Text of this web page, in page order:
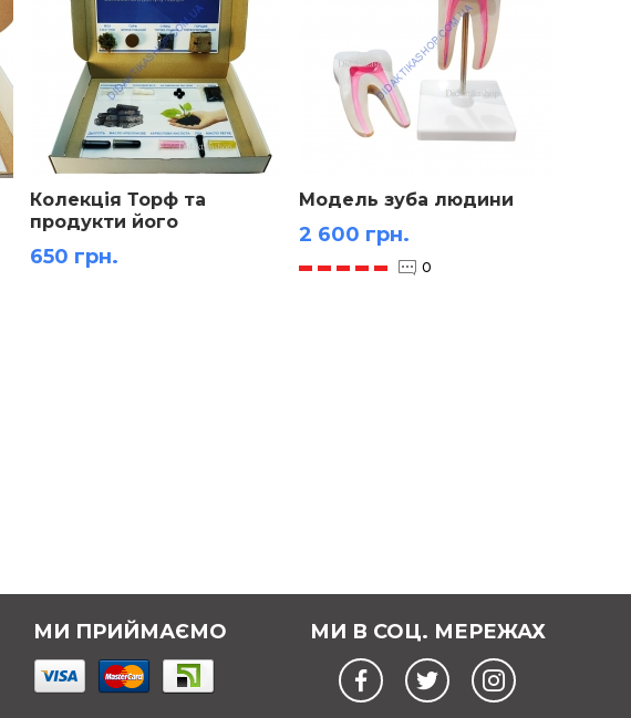
Колекція Торф та
продукти його
переробки
650 грн.
Модель зуба людини
2 600 грн.
0
МИ ПРИЙМАЄМО МИ В СОЦ. МЕРЕЖАХ